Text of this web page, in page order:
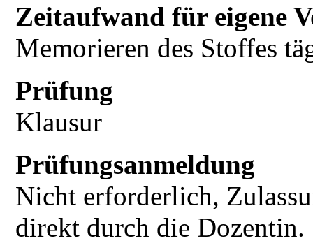
Zeitaufwand für eigene
Memorieren des Stoffes
Prüfung
Klausur
Prüfungsanmeldung
Nicht erforderlich,
direkt durch die Dozentin.